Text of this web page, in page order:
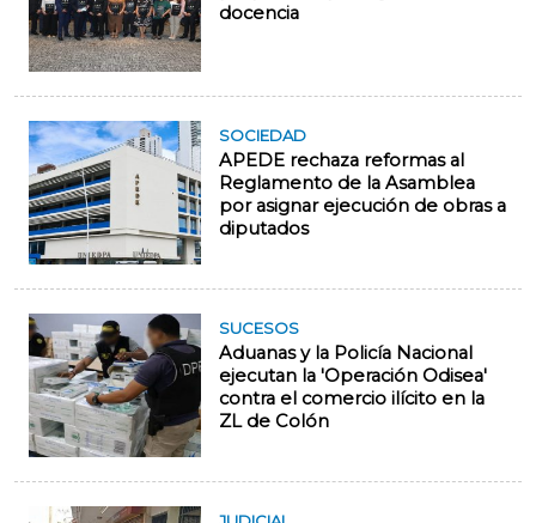
docencia
SOCIEDAD
APEDE rechaza reformas al
Reglamento de la Asamblea
por asignar ejecución de obras a
diputados
SUCESOS
Aduanas y la Policía Nacional
ejecutan la 'Operación Odisea'
contra el comercio ilícito en la
ZL de Colón